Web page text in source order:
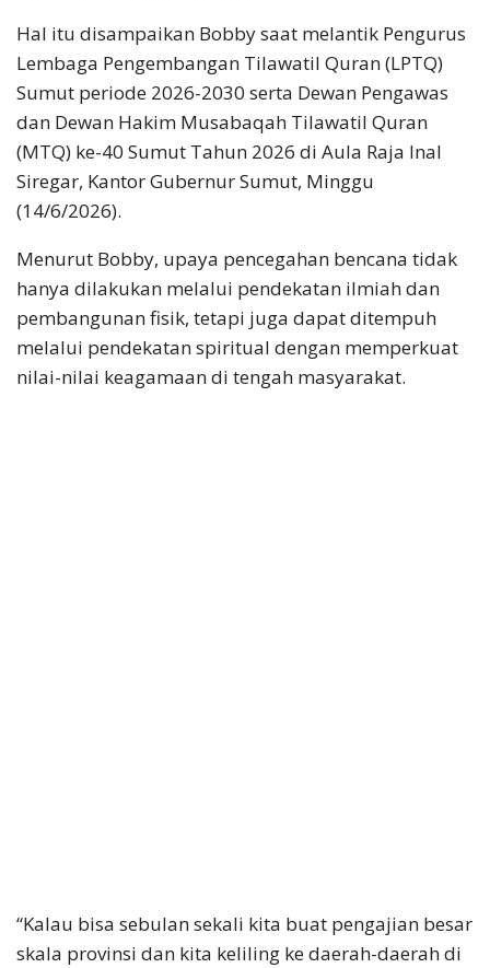
Hal itu disampaikan Bobby saat melantik Pengurus
Lembaga Pengembangan Tilawatil Quran (LPTQ)
Sumut periode 2026-2030 serta Dewan Pengawas
dan Dewan Hakim Musabaqah Tilawatil Quran
(MTQ) ke-40 Sumut Tahun 2026 di Aula Raja Inal
Siregar, Kantor Gubernur Sumut, Minggu
(14/6/2026).
Menurut Bobby, upaya pencegahan bencana tidak
hanya dilakukan melalui pendekatan ilmiah dan
pembangunan fisik, tetapi juga dapat ditempuh
melalui pendekatan spiritual dengan memperkuat
nilai-nilai keagamaan di tengah masyarakat.
“Kalau bisa sebulan sekali kita buat pengajian besar
skala provinsi dan kita keliling ke daerah-daerah di